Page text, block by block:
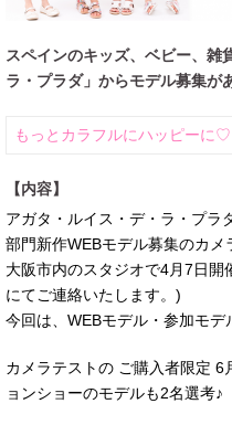
スペインのキッズ、ベビー、雑
ラ・プラダ」からモデル募集が
もっとカラフルにハッピーに♡ アガタ・
【内容】
アガタ・ルイス・デ・ラ・プラ
部門新作WEBモデル募集のカ
大阪市内のスタジオで4月7日
にてご連絡いたします。)
今回は、WEBモデル・参加モデ
カメラテストの ご購入者限定
ョンショーのモデルも2名選考♪